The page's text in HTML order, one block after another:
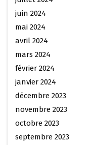
juin 2024
mai 2024
avril 2024
mars 2024
février 2024
janvier 2024
décembre 2023
novembre 2023
octobre 2023
septembre 2023